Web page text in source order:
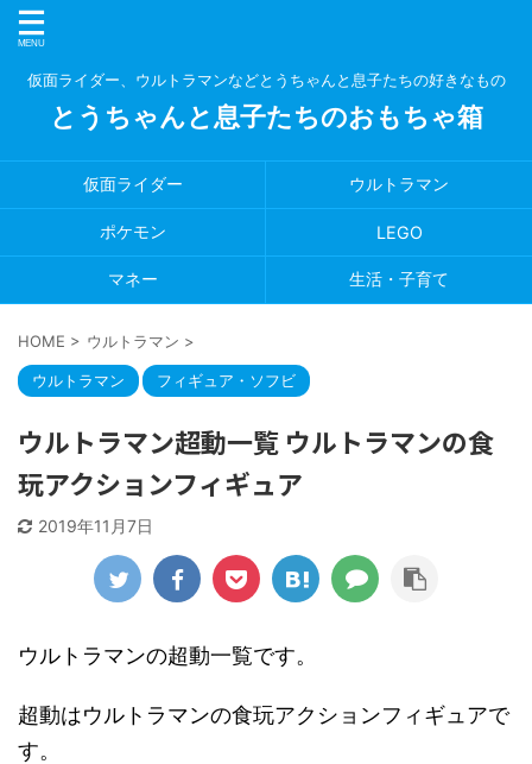
仮面ライダー、ウルトラマンなどとうちゃんと息子たちの好きなもの
とうちゃんと息子たちのおもちゃ箱
仮面ライダー ウルトラマン
ポケモン LEGO
マネー 生活・子育て
HOME > ウルトラマン >
ウルトラマン フィギュア・ソフビ
ウルトラマン超動一覧 ウルトラマンの食
玩アクションフィギュア
2019年11月7日
ウルトラマンの超動一覧です。
超動はウルトラマンの食玩アクションフィギュアで
す。